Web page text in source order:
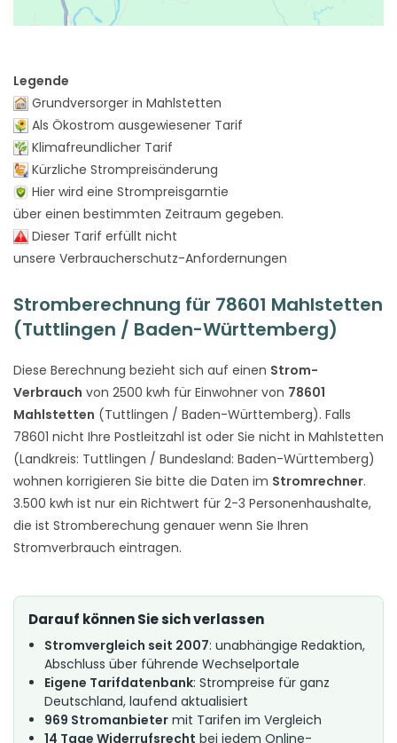
Legende
Grundversorger in Mahlstetten
Als Ökostrom ausgewiesener Tarif
Klimafreundlicher Tarif
Kürzliche Strompreisänderung
Hier wird eine Strompreisgarntie
über einen bestimmten Zeitraum gegeben.
Dieser Tarif erfüllt nicht
unsere Verbraucherschutz-Anfordernungen
Stromberechnung für 78601 Mahlstetten
(Tuttlingen / Baden-Württemberg)
Diese Berechnung bezieht sich auf einen Strom-
Verbrauch von 2500 kwh für Einwohner von 78601
Mahlstetten (Tuttlingen / Baden-Württemberg). Falls
78601 nicht Ihre Postleitzahl ist oder Sie nicht in Mahlstetten
(Landkreis: Tuttlingen / Bundesland: Baden-Württemberg)
wohnen korrigieren Sie bitte die Daten im Stromrechner.
3.500 kwh ist nur ein Richtwert für 2-3 Personenhaushalte,
die ist Stromberechung genauer wenn Sie Ihren
Stromverbrauch eintragen.
Darauf können Sie sich verlassen
Stromvergleich seit 2007: unabhängige Redaktion,
Abschluss über führende Wechselportale
Eigene Tarifdatenbank: Strompreise für ganz
Deutschland, laufend aktualisiert
969 Stromanbieter mit Tarifen im Vergleich
14 Tage Widerrufsrecht bei jedem Online-